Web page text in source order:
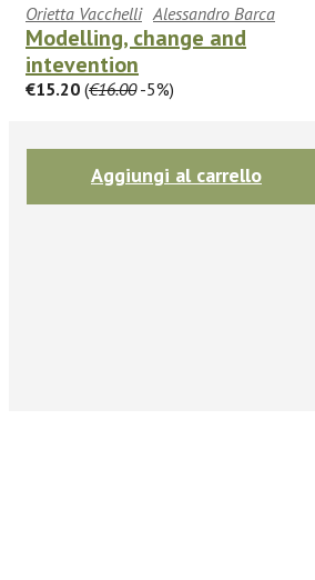
Orietta Vacchelli Alessandro Barca
Modelling, change and
intevention
€15.20 (€16.00-5%)
Aggiungi al carrello